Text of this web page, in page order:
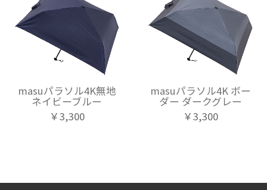
masuパラソル4K無地
ネイビーブルー
￥3,300
masuパラソル4K ボー
ダー ダークグレー
￥3,300